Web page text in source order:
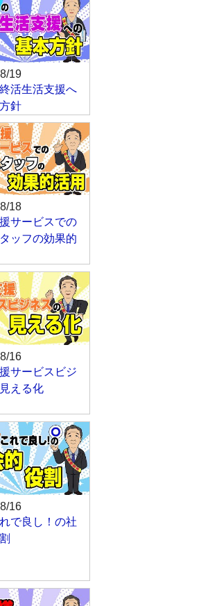
19
活生活支援へ
針
18
サービスでの
ッフの効果的
16
サービスビジ
える化
16
で良し！の社